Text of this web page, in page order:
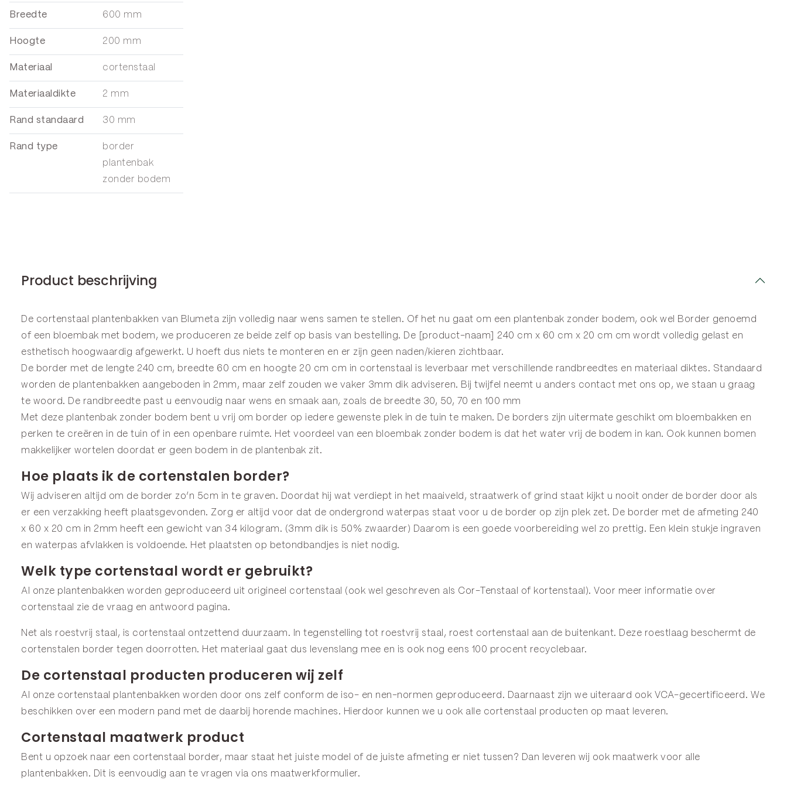
Breedte 600 mm
Hoogte 200 mm
Materiaal cortenstaal
Materiaaldikte 2 mm
Rand standaard 30 mm
Rand type
border
plantenbak
zonder bodem
Product beschrijving
De cortenstaal plantenbakken van Blumeta zijn volledig naar wens samen te stellen. Of het nu gaat om een plantenbak zonder bodem, ook wel Border genoemd
of een bloembak met bodem, we produceren ze beide zelf op basis van bestelling. De [product-naam] 240 cm x 60 cm x 20 cm cm wordt volledig gelast en
esthetisch hoogwaardig afgewerkt. U hoeft dus niets te monteren en er zijn geen naden/kieren zichtbaar.
De border met de lengte 240 cm, breedte 60 cm en hoogte 20 cm cm in cortenstaal is leverbaar met verschillende randbreedtes en materiaal diktes. Standaard
worden de plantenbakken aangeboden in 2mm, maar zelf zouden we vaker 3mm dik adviseren. Bij twijfel neemt u anders contact met ons op, we staan u graag
te woord. De randbreedte past u eenvoudig naar wens en smaak aan, zoals de breedte 30, 50, 70 en 100 mm
Met deze plantenbak zonder bodem bent u vrij om border op iedere gewenste plek in de tuin te maken. De borders zijn uitermate geschikt om bloembakken en
perken te creëren in de tuin of in een openbare ruimte. Het voordeel van een bloembak zonder bodem is dat het water vrij de bodem in kan. Ook kunnen bomen
makkelijker wortelen doordat er geen bodem in de plantenbak zit.
Hoe plaats ik de cortenstalen border?
Wij adviseren altijd om de border zo’n 5cm in te graven. Doordat hij wat verdiept in het maaiveld, straatwerk of grind staat kijkt u nooit onder de border door als
er een verzakking heeft plaatsgevonden. Zorg er altijd voor dat de ondergrond waterpas staat voor u de border op zijn plek zet. De border met de afmeting 240
x 60 x 20 cm in 2mm heeft een gewicht van 34 kilogram. (3mm dik is 50% zwaarder) Daarom is een goede voorbereiding wel zo prettig. Een klein stukje ingraven
en waterpas afvlakken is voldoende. Het plaatsten op betondbandjes is niet nodig.
Welk type cortenstaal wordt er gebruikt?
Al onze plantenbakken worden geproduceerd uit origineel cortenstaal (ook wel geschreven als Cor-Tenstaal of kortenstaal). Voor meer informatie over
cortenstaal zie de vraag en antwoord pagina.
Net als roestvrij staal, is cortenstaal ontzettend duurzaam. In tegenstelling tot roestvrij staal, roest cortenstaal aan de buitenkant. Deze roestlaag beschermt de
cortenstalen border tegen doorrotten. Het materiaal gaat dus levenslang mee en is ook nog eens 100 procent recyclebaar.
De cortenstaal producten produceren wij zelf
Al onze cortenstaal plantenbakken worden door ons zelf conform de iso- en nen-normen geproduceerd. Daarnaast zijn we uiteraard ook VCA-gecertificeerd. We
beschikken over een modern pand met de daarbij horende machines. Hierdoor kunnen we u ook alle cortenstaal producten op maat leveren.
Cortenstaal maatwerk product
Bent u opzoek naar een cortenstaal border, maar staat het juiste model of de juiste afmeting er niet tussen? Dan leveren wij ook maatwerk voor alle
plantenbakken. Dit is eenvoudig aan te vragen via ons maatwerkformulier.